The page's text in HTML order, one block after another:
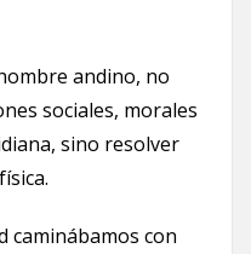
andino, no
sociales, morales
sino resolver
caminábamos con